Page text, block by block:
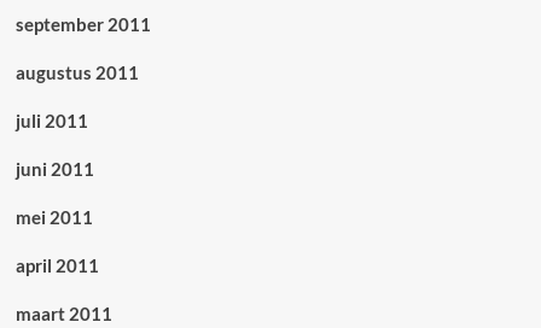
september 2011
augustus 2011
juli 2011
juni 2011
mei 2011
april 2011
maart 2011